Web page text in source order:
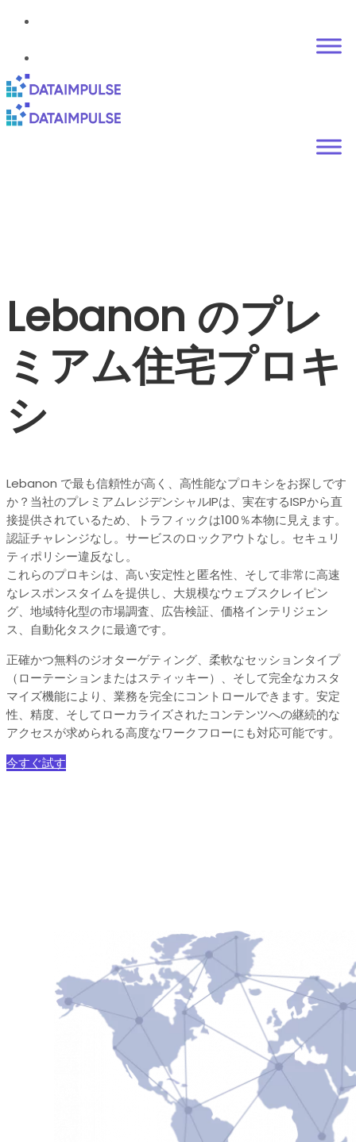
Lebanon のプレ
ミアム住宅プロキ
シ
Lebanon で最も信頼性が高く、高性能なプロキシをお探しです
か？当社のプレミアムレジデンシャルIPは、実在するISPから直
接提供されているため、トラフィックは100％本物に見えます。
認証チャレンジなし。サービスのロックアウトなし。セキュリ
ティポリシー違反なし。
これらのプロキシは、高い安定性と匿名性、そして非常に高速
なレスポンスタイムを提供し、大規模なウェブスクレイピン
グ、地域特化型の市場調査、広告検証、価格インテリジェン
ス、自動化タスクに最適です。
正確かつ無料のジオターゲティング、柔軟なセッションタイプ
（ローテーションまたはスティッキー）、そして完全なカスタ
マイズ機能により、業務を完全にコントロールできます。安定
性、精度、そしてローカライズされたコンテンツへの継続的な
アクセスが求められる高度なワークフローにも対応可能です。
今すぐ試す